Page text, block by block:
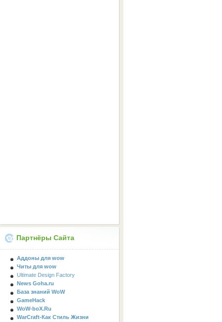
Партнёры Сайта
Аддоны для wow
Читы для wow
Ultimate Design Factory
News Goha.ru
База знаний WoW
GameHack
WoW-boX.Ru
WarCraft-Как Стиль Жизни